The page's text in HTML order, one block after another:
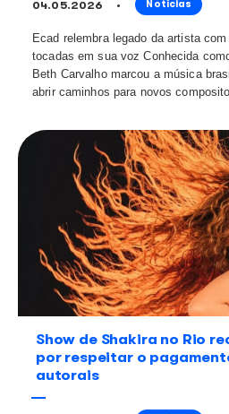
Justiça determina
eventos realizados
falta de
A Justiça de Minas Gerais
(Escritório Central de
contra o Município de
decisão determina que a